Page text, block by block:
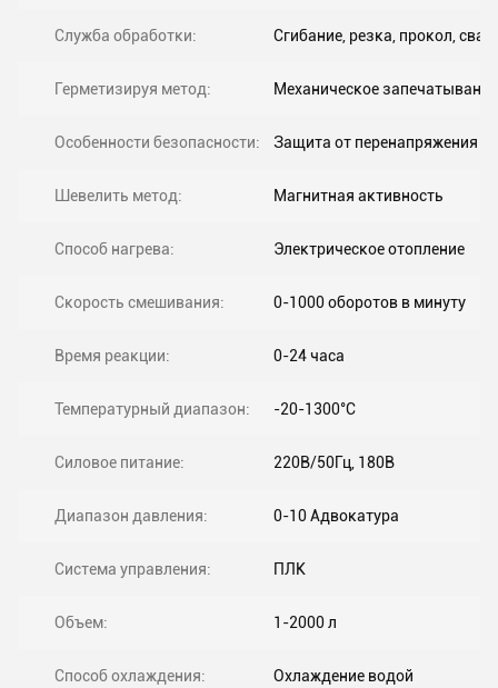
Служба обработки: Сгибание, резка, прокол,
Герметизируя метод: Механическое запечатывание
Особенности безопасности: Защита от перенапряжения
Шевелить метод: Магнитная активность
Способ нагрева: Электрическое отопление
Скорость смешивания: 0-1000 оборотов в минуту
Время реакции: 0-24 часа
Температурный диапазон: -20-1300°C
Силовое питание: 220В/50Гц, 180В
Диапазон давления: 0-10 Адвокатура
Система управления: ПЛК
Объем: 1-2000 л
Способ охлаждения: Охлаждение водой